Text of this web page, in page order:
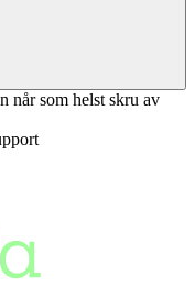
når som helst skru av